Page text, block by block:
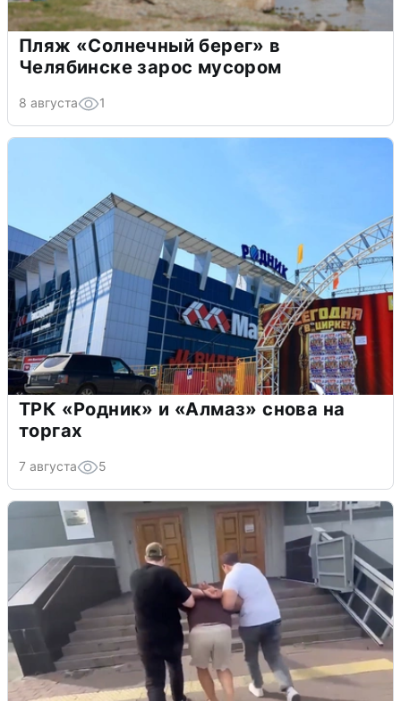
Пляж «Солнечный берег» в
Челябинске зарос мусором
8 августа 1
ТРК «Родник» и «Алмаз» снова на
торгах
7 августа 5